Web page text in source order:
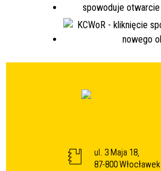
ul. 3 Maja 18,
87-800 Włocławek